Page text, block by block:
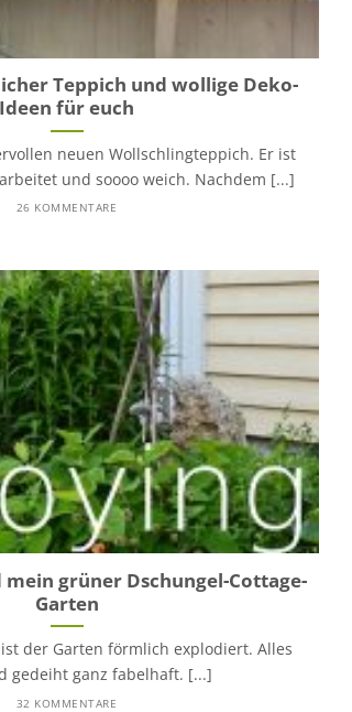
Teppich und wollige Deko-
Ideen für euch
neuen Wollschlingteppich. Er ist
und soooo weich. Nachdem [...]
26 KOMMENTARE
grüner Dschungel-Cottage-
Garten
der Garten förmlich explodiert. Alles
gedeiht ganz fabelhaft. [...]
32 KOMMENTARE